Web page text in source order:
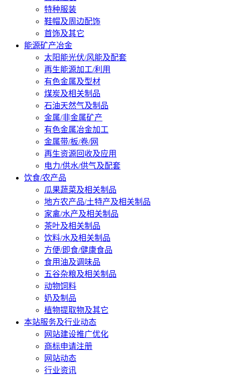
特种服装
鞋帽及周边配饰
首饰及其它
能源矿产冶金
太阳能光伏/风能及配套
再生能源加工/利用
有色金属及型材
煤炭及相关制品
石油天然气及制品
金属/非金属矿产
有色金属冶金加工
金属带/板/卷/网
再生资源回收及应用
电力/供水/供气及配套
饮食/农产品
瓜果蔬菜及相关制品
地方农产品/土特产及相关制品
家禽/水产及相关制品
茶叶及相关制品
饮料/水及相关制品
方便/即食/健康食品
食用油及调味品
五谷杂粮及相关制品
动物饲料
奶及制品
植物提取物及其它
本站服务及行业动态
网站建设推广优化
商标申请注册
网站动态
行业资讯